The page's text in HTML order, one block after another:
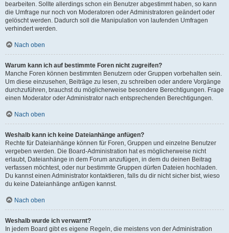
bearbeiten. Sollte allerdings schon ein Benutzer abgestimmt haben, so kann
die Umfrage nur noch von Moderatoren oder Administratoren geändert oder
gelöscht werden. Dadurch soll die Manipulation von laufenden Umfragen
verhindert werden.
Nach oben
Warum kann ich auf bestimmte Foren nicht zugreifen?
Manche Foren können bestimmten Benutzern oder Gruppen vorbehalten sein.
Um diese einzusehen, Beiträge zu lesen, zu schreiben oder andere Vorgänge
durchzuführen, brauchst du möglicherweise besondere Berechtigungen. Frage
einen Moderator oder Administrator nach entsprechenden Berechtigungen.
Nach oben
Weshalb kann ich keine Dateianhänge anfügen?
Rechte für Dateianhänge können für Foren, Gruppen und einzelne Benutzer
vergeben werden. Die Board-Administration hat es möglicherweise nicht
erlaubt, Dateianhänge in dem Forum anzufügen, in dem du deinen Beitrag
verfassen möchtest, oder nur bestimmte Gruppen dürfen Dateien hochladen.
Du kannst einen Administrator kontaktieren, falls du dir nicht sicher bist, wieso
du keine Dateianhänge anfügen kannst.
Nach oben
Weshalb wurde ich verwarnt?
In jedem Board gibt es eigene Regeln, die meistens von der Administration